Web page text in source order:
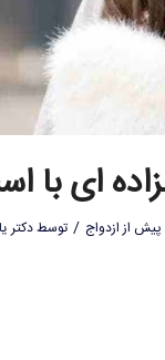
ای با
از ازدواج / توسطدکتر